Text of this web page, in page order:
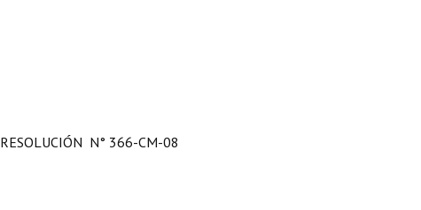
RESOLUCIÓN N° 366-CM-08